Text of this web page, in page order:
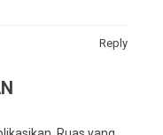
Reply